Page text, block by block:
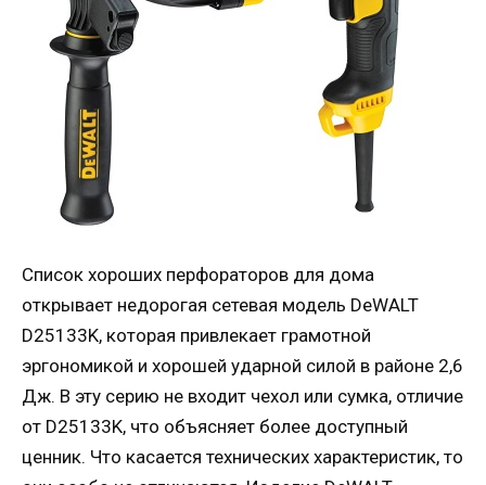
Список хороших перфораторов для дома
открывает недорогая сетевая модель DeWALT
D25133K, которая привлекает грамотной
эргономикой и хорошей ударной силой в районе 2,6
Дж. В эту серию не входит чехол или сумка, отличие
от D25133K, что объясняет более доступный
ценник. Что касается технических характеристик, то